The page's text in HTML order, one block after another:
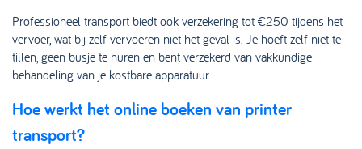
Professioneel transport biedt ook verzekering tot €250 tijdens het
vervoer, wat bij zelf vervoeren niet het geval is. Je hoeft zelf niet te
tillen, geen busje te huren en bent verzekerd van vakkundige
behandeling van je kostbare apparatuur.
Hoe werkt het online boeken van printer
transport?